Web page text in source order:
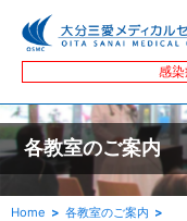
感
各教室のご案内
Home
各教室のご案内